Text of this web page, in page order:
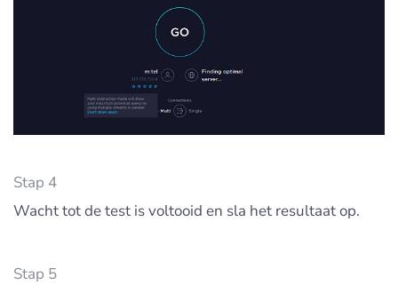
Stap 4
Wacht tot de test is voltooid en sla het resultaat op.
Stap 5